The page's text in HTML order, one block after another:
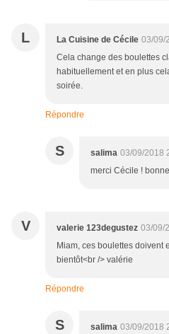
L La Cuisine de Cécile 03/09/
Cela change des boulettes
habituellement et en plus
soirée.
Répondre
S salima 03/09/2018
merci Cécile !
V valerie 123degustez 03/09/
Miam, ces boulettes doivent
bientôt<br /> valérie
Répondre
S salima 03/09/2018